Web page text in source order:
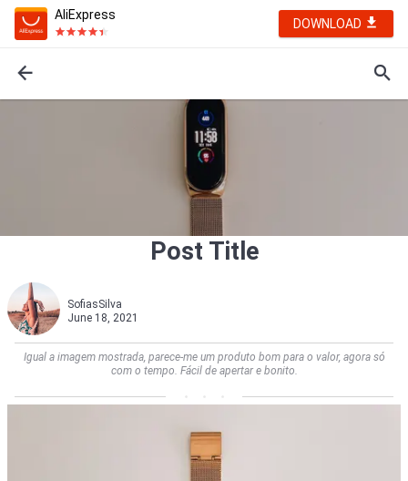
AliExpress
DOWNLOAD
Post Title
SofiasSilva
June 18, 2021
Igual a imagem mostrada, parece-me um produto bom para o valor, agora só
com o tempo. Fácil de apertar e bonito.